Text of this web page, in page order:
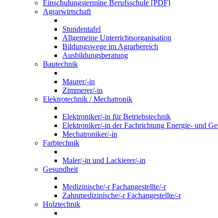
Einschulungstermine Berufsschule [PDF]
Agrarwirtschaft
Stundentafel
Allgemeine Unterrichtsorganisation
Bildungswege im Agrarbereich
Ausbildungsberatung
Bautechnik
Maurer/-in
Zimmerer/-in
Elektrotechnik / Mechatronik
Elektroniker/-in für Betriebstechnik
Elektroniker/-in der Fachrichtung Energie- und
Mechatroniker/-in
Farbtechnik
Maler/-in und Lackierer/-in
Gesundheit
Medizinische/-r Fachangestellte/-r
Zahnmedizinische/-r Fachangestellte/-r
Holztechnik